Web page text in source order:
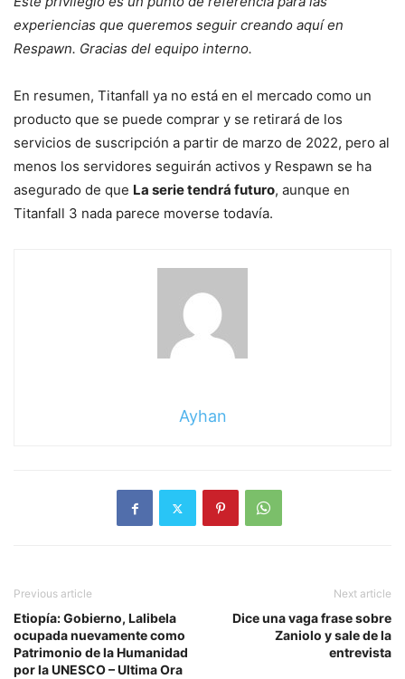
experiencias que queremos seguir creando aquí en
Respawn. Gracias del equipo interno.
En resumen, Titanfall ya no está en el mercado como un
producto que se puede comprar y se retirará de los
servicios de suscripción a partir de marzo de 2022, pero al
menos los servidores seguirán activos y Respawn se ha
asegurado de que La serie tendrá futuro, aunque en
Titanfall 3 nada parece moverse todavía.
Ayhan
Previous article
Etiopía: Gobierno, Lalibela
ocupada nuevamente como
Patrimonio de la Humanidad
por la UNESCO – Ultima Ora
Next article
Dice una vaga frase sobre
Zaniolo y sale de la
entrevista